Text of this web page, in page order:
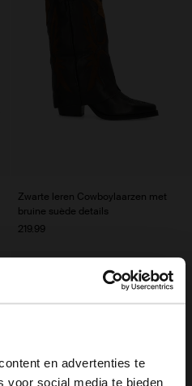
en advertenties te
voor social media te bieden
Zwarte leren Cowboylaarzen met
bruine suède details
219.99